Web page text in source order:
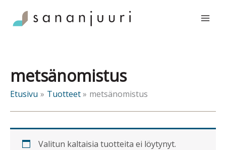
sisältöön
metsänomistus
Etusivu Tuotteet metsänomistus
Valitun kaltaisia tuotteita ei löytynyt.